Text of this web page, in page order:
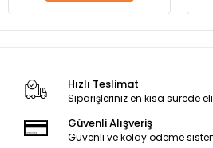
Hızlı Teslimat
Siparişleriniz en kısa sürede
Güvenli Alışveriş
Güvenli ve kolay ödeme